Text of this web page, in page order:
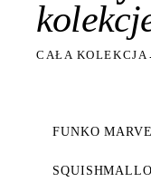
CAŁA KOLEKCJA
FUNKO